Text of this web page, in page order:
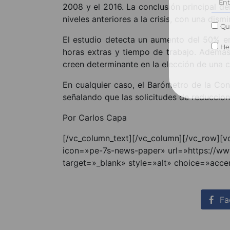
2008 y el 2016. La conclusión principal
niveles anteriores a la crisis, con una
El estudio detecta un aumento del 50%
horas extras y tiempo de trabajo.
creen determinante en la elección de una
En cualquier caso, el Barómetro de la
señalando que las solicitudes de
Por Carlos Capa
[/vc_column_text][/vc_column][/
icon=»pe-7s-news-paper» url=»https://
target=»_blank» style=»alt»